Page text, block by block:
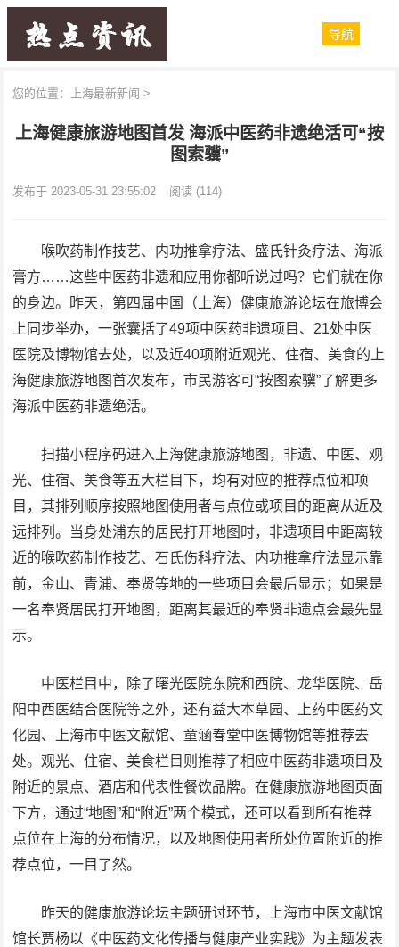
导航
您的位置： 上海最新新闻 >
上海健康旅游地图首发 海派中医药非遗绝活可“按
图索骥”
发布于 2023-05-31 23:55:02 阅读 (114)
喉吹药制作技艺、内功推拿疗法、盛氏针灸疗法、海派
膏方……这些中医药非遗和应用你都听说过吗？它们就在你
的身边。昨天，第四届中国（上海）健康旅游论坛在旅博会
上同步举办，一张囊括了49项中医药非遗项目、21处中医
医院及博物馆去处，以及近40项附近观光、住宿、美食的上
海健康旅游地图首次发布，市民游客可“按图索骥”了解更多
海派中医药非遗绝活。
扫描小程序码进入上海健康旅游地图，非遗、中医、观
光、住宿、美食等五大栏目下，均有对应的推荐点位和项
目，其排列顺序按照地图使用者与点位或项目的距离从近及
远排列。当身处浦东的居民打开地图时，非遗项目中距离较
近的喉吹药制作技艺、石氏伤科疗法、内功推拿疗法显示靠
前，金山、青浦、奉贤等地的一些项目会最后显示；如果是
一名奉贤居民打开地图，距离其最近的奉贤非遗点会最先显
示。
中医栏目中，除了曙光医院东院和西院、龙华医院、岳
阳中西医结合医院等之外，还有益大本草园、上药中医药文
化园、上海市中医文献馆、童涵春堂中医博物馆等推荐去
处。观光、住宿、美食栏目则推荐了相应中医药非遗项目及
附近的景点、酒店和代表性餐饮品牌。在健康旅游地图页面
下方，通过“地图”和“附近”两个模式，还可以看到所有推荐
点位在上海的分布情况，以及地图使用者所处位置附近的推
荐点位，一目了然。
昨天的健康旅游论坛主题研讨环节，上海市中医文献馆
馆长贾杨以《中医药文化传播与健康产业实践》为主题发表